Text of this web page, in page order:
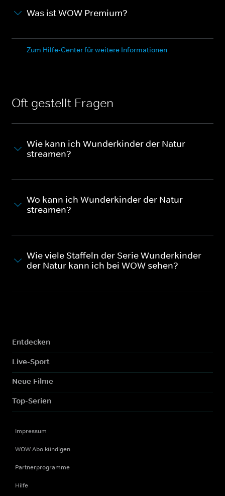
Was ist WOW Premium?
Zum Hilfe-Center für weitere Informationen
Oft gestellt Fragen
Wie kann ich Wunderkinder der Natur
streamen?
Wo kann ich Wunderkinder der Natur
streamen?
Wie viele Staffeln der Serie Wunderkinder
der Natur kann ich bei WOW sehen?
Entdecken
Live-Sport
Neue Filme
Top-Serien
Impressum
WOW Abo kündigen
Partnerprogramme
Hilfe